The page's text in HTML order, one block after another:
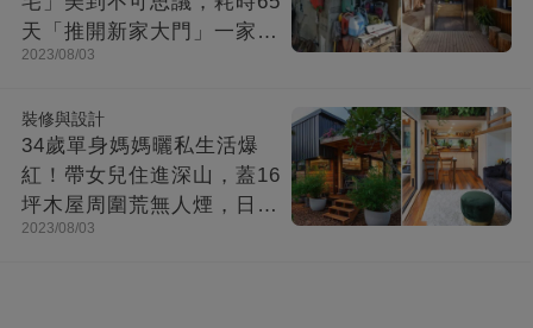
天「推開新家大門」一家8
口哭了
2023/08/03
裝修與設計
34歲單身媽媽曬私生活爆
紅！帶女兒住進深山，蓋16
坪木屋周圍荒無人煙，日子
快活似神仙
2023/08/03